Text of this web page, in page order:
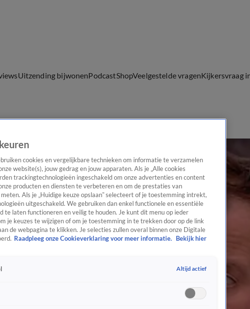
Uitzending bijwonenPodcastShopVeelgestelde vragenKijkersvraag
cookies en vergelijkbare technieken om informatie te verzamelen
website(s), jouw gedrag en jouw apparaten. Als je „Alle cookies
trackingtechnologieën ingeschakeld om onze advertenties en content
producten en diensten te verbeteren en om de prestaties van
Als je „Huidige keuze opslaan” selecteert of je toestemming intrekt,
uitgeschakeld. We gebruiken dan enkel functionele en essentiële
te laten functioneren en veilig te houden. Je kunt dit menu op ieder
je keuzes te wijzigen of om je toestemming in te trekken door op de link
de webpagina te klikken. Je selecties zullen overal binnen onze Digitale
Raadpleeg onze Cookieverklaring voor meer informatie.
Bekijk hier
Altijd actief